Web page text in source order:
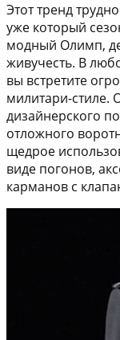
Этот тренд
уже который
модный Олимп,
живучесть. В
вы встретите
милитари-стиле.
дизайнерского
отложного
щедрое
виде погонов,
карманов с